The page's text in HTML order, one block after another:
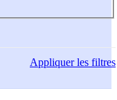
Appliquerles filtres